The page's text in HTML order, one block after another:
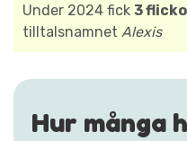
Under 2024 fick 3
tilltalsnamnet Alexis
Hur många